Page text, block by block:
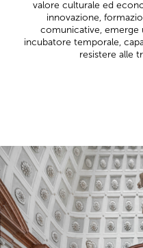
valore culturale ed
innovazione,
comunicative, emerge
incubatore temporale,
resistere alle